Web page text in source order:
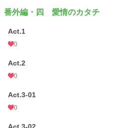
番外編・四 愛情のカタチ
Act.1
0
Act.2
0
Act.3-01
0